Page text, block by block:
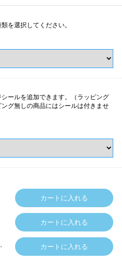
を選択してください。
ールを追加できます。（ラッピング
グ無しの商品にはシールは付きませ